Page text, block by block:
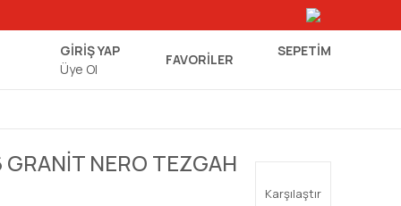
GİRİŞ YAP
Üye Ol
FAVORİLER SEPETIM
NERO TEZGAH
Karşılaştır